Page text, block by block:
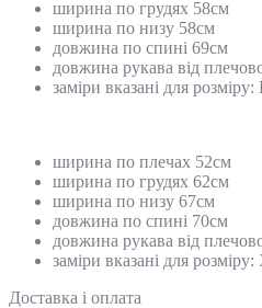
ширина по грудях 58см
ширина по низу 58см
довжина по спині 69см
довжина рукава від
заміри вказані для розміру:
ширина по плечах 52см
ширина по грудях 62см
ширина по низу 67см
довжина по спині 70см
довжина рукава від
заміри вказані для
Доставка і оплата